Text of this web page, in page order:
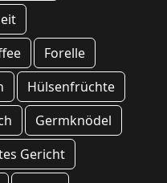
Forelle
Hülsenfrüchte
Germknödel
Gericht